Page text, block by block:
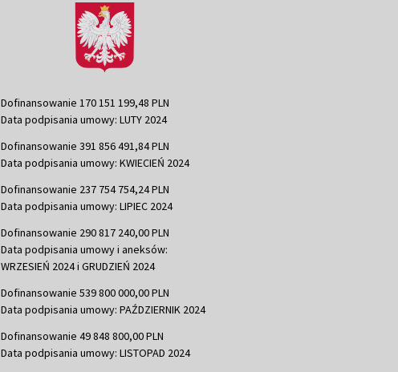
Dofinansowanie 170 151 199,48 PLN
Data podpisania umowy: LUTY 2024
Dofinansowanie 391 856 491,84 PLN
Data podpisania umowy: KWIECIEŃ 2024
Dofinansowanie 237 754 754,24 PLN
Data podpisania umowy: LIPIEC 2024
Dofinansowanie 290 817 240,00 PLN
Data podpisania umowy i aneksów:
WRZESIEŃ 2024 i GRUDZIEŃ 2024
Dofinansowanie 539 800 000,00 PLN
Data podpisania umowy: PAŹDZIERNIK 2024
Dofinansowanie 49 848 800,00 PLN
Data podpisania umowy: LISTOPAD 2024